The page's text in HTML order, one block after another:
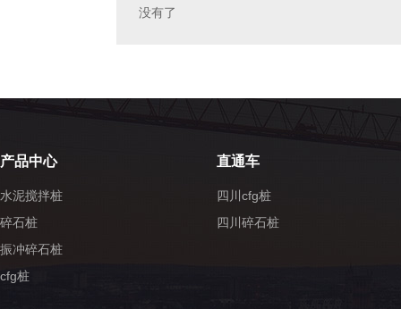
没有了
产品中心
水泥搅拌桩
碎石桩
振冲碎石桩
cfg桩
直通车
四川cfg桩
四川碎石桩